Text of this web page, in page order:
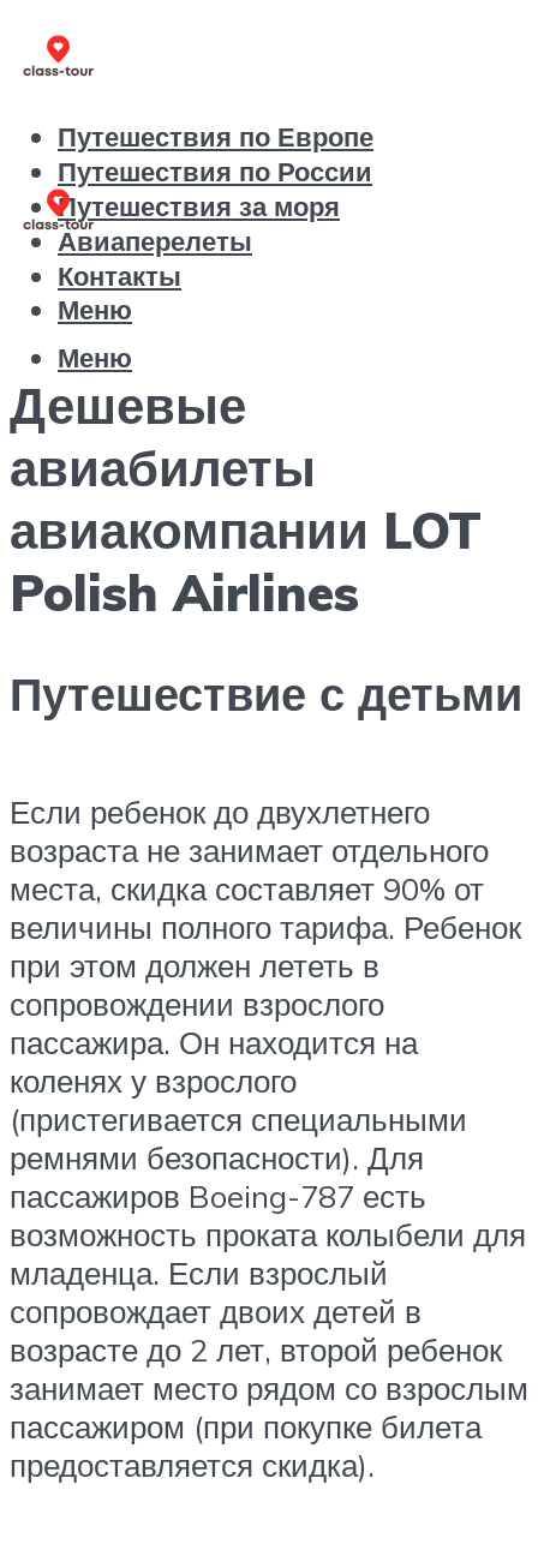
Путешествия по Европе
Путешествия по России
Путешествия за моря
Авиаперелеты
Контакты
Меню
Меню
Дешевые
авиабилеты
авиакомпании LOT
Polish Airlines
Путешествие с детьми
Если ребенок до двухлетнего
возраста не занимает отдельного
места, скидка составляет 90% от
величины полного тарифа. Ребенок
при этом должен лететь в
сопровождении взрослого
пассажира. Он находится на
коленях у взрослого
(пристегивается специальными
ремнями безопасности). Для
пассажиров Boeing-787 есть
возможность проката колыбели для
младенца. Если взрослый
сопровождает двоих детей в
возрасте до 2 лет, второй ребенок
занимает место рядом со взрослым
пассажиром (при покупке билета
предоставляется скидка).